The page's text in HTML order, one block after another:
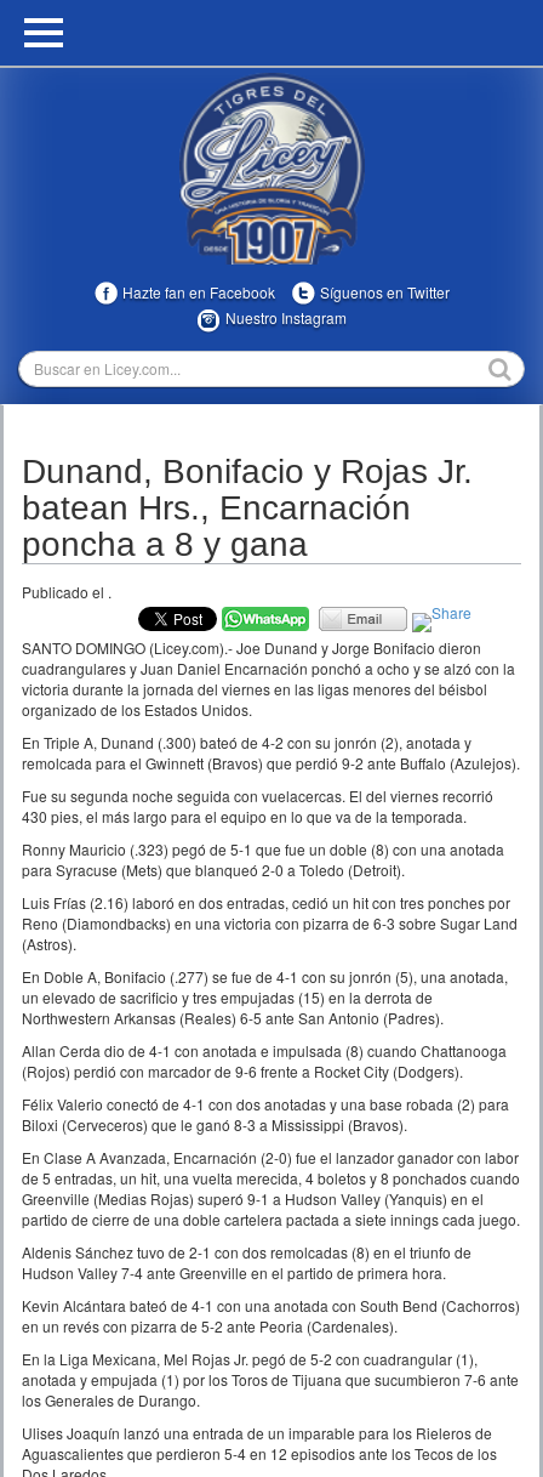
HOME
MULTIMEDIA
TEMPORADAS
Hazte fan en Facebook
Síguenos en Twitter
Nuestro Instagram
Dunand, Bonifacio y Rojas Jr.
batean Hrs., Encarnación
poncha a 8 y gana
Publicado el .
SANTO DOMINGO (Licey.com).- Joe Dunand y Jorge Bonifacio dieron
cuadrangulares y Juan Daniel Encarnación ponchó a ocho y se alzó con la
victoria durante la jornada del viernes en las ligas menores del béisbol
organizado de los Estados Unidos.
En Triple A, Dunand (.300) bateó de 4-2 con su jonrón (2), anotada y
remolcada para el Gwinnett (Bravos) que perdió 9-2 ante Buffalo (Azulejos).
Fue su segunda noche seguida con vuelacercas. El del viernes recorrió
430 pies, el más largo para el equipo en lo que va de la temporada.
Ronny Mauricio (.323) pegó de 5-1 que fue un doble (8) con una anotada
para Syracuse (Mets) que blanqueó 2-0 a Toledo (Detroit).
Luis Frías (2.16) laboró en dos entradas, cedió un hit con tres ponches por
Reno (Diamondbacks) en una victoria con pizarra de 6-3 sobre Sugar Land
(Astros).
En Doble A, Bonifacio (.277) se fue de 4-1 con su jonrón (5), una anotada,
un elevado de sacrificio y tres empujadas (15) en la derrota de
Northwestern Arkansas (Reales) 6-5 ante San Antonio (Padres).
Allan Cerda dio de 4-1 con anotada e impulsada (8) cuando Chattanooga
(Rojos) perdió con marcador de 9-6 frente a Rocket City (Dodgers).
Félix Valerio conectó de 4-1 con dos anotadas y una base robada (2) para
Biloxi (Cerveceros) que le ganó 8-3 a Mississippi (Bravos).
En Clase A Avanzada, Encarnación (2-0) fue el lanzador ganador con labor
de 5 entradas, un hit, una vuelta merecida, 4 boletos y 8 ponchados cuando
Greenville (Medias Rojas) superó 9-1 a Hudson Valley (Yanquis) en el
partido de cierre de una doble cartelera pactada a siete innings cada juego.
Aldenis Sánchez tuvo de 2-1 con dos remolcadas (8) en el triunfo de
Hudson Valley 7-4 ante Greenville en el partido de primera hora.
Kevin Alcántara bateó de 4-1 con una anotada con South Bend (Cachorros)
en un revés con pizarra de 5-2 ante Peoria (Cardenales).
En la Liga Mexicana, Mel Rojas Jr. pegó de 5-2 con cuadrangular (1),
anotada y empujada (1) por los Toros de Tijuana que sucumbieron 7-6 ante
los Generales de Durango.
Ulises Joaquín lanzó una entrada de un imparable para los Rieleros de
Aguascalientes que perdieron 5-4 en 12 episodios ante los Tecos de los